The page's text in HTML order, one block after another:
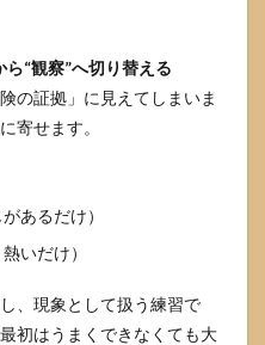
“観察”へ切り替える
の証拠」に見えてしまいま
寄せます。
あるだけ）
いだけ）
、現象として扱う練習で
初はうまくできなくても大